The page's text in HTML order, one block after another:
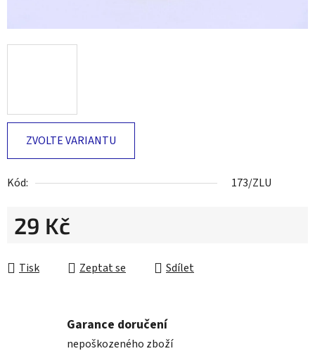
ZVOLTE VARIANTU
Kód: 173/ZLU
29 Kč
Tisk
Zeptat se Sdílet
Garance doručení
nepoškozeného zboží